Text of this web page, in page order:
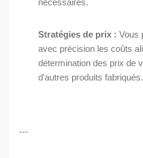
nécessaires.
Stratégies de prix : Vous
avec précision les coûts
détermination des prix de
d'autres produits fabriqués.
---